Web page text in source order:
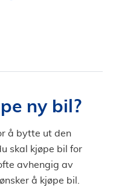
ny bil?
å bytte ut den
skal kjøpe bil for
avhengig av
å kjøpe bil.